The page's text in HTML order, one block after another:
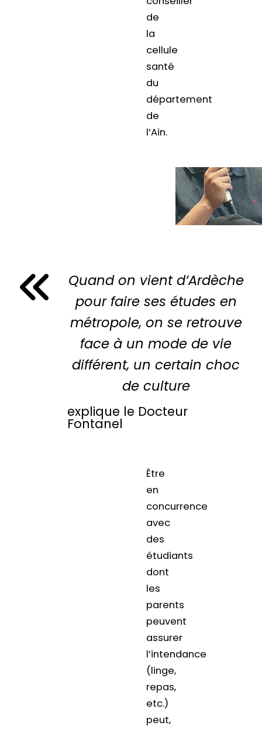
de
la
cellule
santé
du
département
de
l’Ain.
Quand on vient d’Ardèche
pour faire ses études en
métropole, on se retrouve
face à un mode de vie
différent, un certain choc
de culture
explique le Docteur
Fontanel
Être
en
concurrence
avec
des
étudiants
dont
les
parents
peuvent
assurer
l’intendance
(linge,
repas,
etc.)
peut,